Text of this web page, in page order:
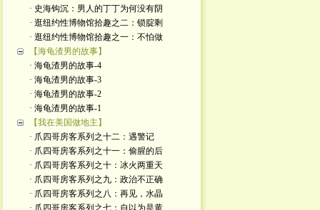
· 史海钩沉：男人的丁丁为何没有阴
· 逛纽约性博物馆拾趣之二：锁腚剩
· 逛纽约性博物馆拾趣之一：不怕做
【海龟渣男的故事】
· 海龟渣男的故事-4
· 海龟渣男的故事-3
· 海龟渣男的故事-2
· 海龟渣男的故事-1
【我在美国做地主】
· 爪四哥房客系列之十二：遇警记
· 爪四哥房客系列之十一：偷腥的后
· 爪四哥房客系列之十：冰火两重天
· 爪四哥房客系列之九：政治不正确
· 爪四哥房客系列之八：再见，水晶
· 爪四哥房客系列之七：自以为是黄